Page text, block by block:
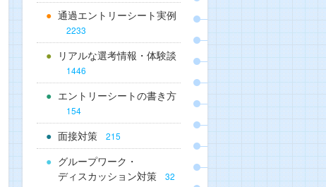
通過エントリーシート実例
2233
リアルな選考情報・体験談
1446
エントリーシートの書き方
154
面接対策 215
グループワーク・
ディスカッション対策
32